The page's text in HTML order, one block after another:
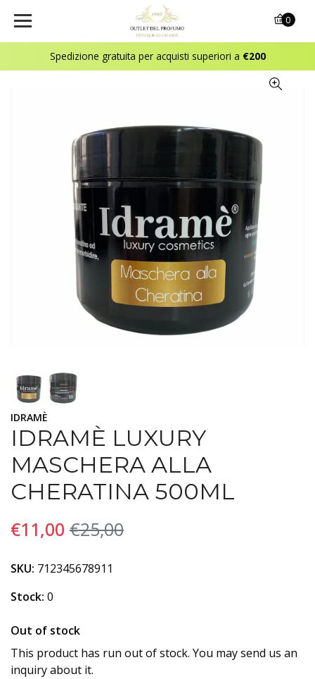
Spedizione gratuita per acquisti superiori a €200
0
IDRAMÈ
IDRAMÈ LUXURY
MASCHERA ALLA
CHERATINA 500ML
€11,00 €25,00
SKU: 712345678911
Stock: 0
Out of stock
This product has run out of stock. You may send us an
inquiry about it.